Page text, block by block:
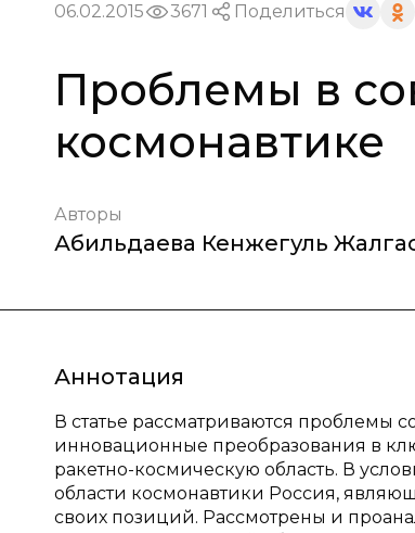
06.02.2015 3671 Поделиться
Проблемы в
космонавтике
Авторы
Абильдаева Кенжегуль
Аннотация
В статье рассматриваются проблемы
инновационные преобразования в
ракетно-космическую область. В
области космонавтики Россия,
своих позиций. Рассмотрены и